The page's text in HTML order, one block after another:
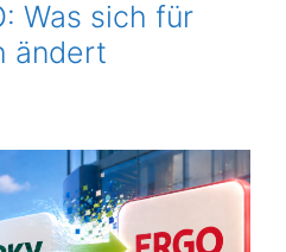
Was sich für
ändert